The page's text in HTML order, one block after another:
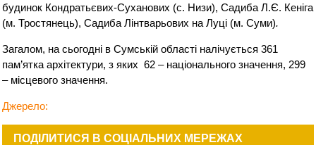
будинок Кондратьєвих-Суханових (с. Низи), Садиба Л.Є. Кеніга
(м. Тростянець), Садиба Лінтварьових на Луці (м. Суми).
Загалом, на сьогодні в Сумській області налічується 361
пам’ятка архітектури, з яких 62 – національного значення, 299
– місцевого значення.
Джерело:
ПОДІЛИТИСЯ В СОЦІАЛЬНИХ МЕРЕЖАХ